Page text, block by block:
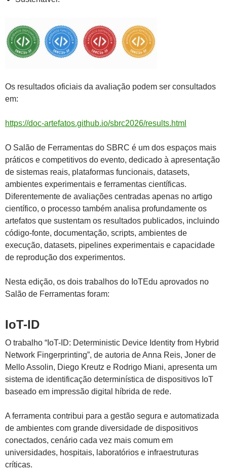
Os resultados oficiais da avaliação podem ser consultados
em:
https://doc-artefatos.github.io/sbrc2026/results.html
O Salão de Ferramentas do SBRC é um dos espaços mais
práticos e competitivos do evento, dedicado à apresentação
de sistemas reais, plataformas funcionais, datasets,
ambientes experimentais e ferramentas científicas.
Diferentemente de avaliações centradas apenas no artigo
científico, o processo também analisa profundamente os
artefatos que sustentam os resultados publicados, incluindo
código-fonte, documentação, scripts, ambientes de
execução, datasets, pipelines experimentais e capacidade
de reprodução dos experimentos.
Nesta edição, os dois trabalhos do IoTEdu aprovados no
Salão de Ferramentas foram:
IoT-ID
O trabalho “IoT-ID: Deterministic Device Identity from Hybrid
Network Fingerprinting”, de autoria de Anna Reis, Joner de
Mello Assolin, Diego Kreutz e Rodrigo Miani, apresenta um
sistema de identificação determinística de dispositivos IoT
baseado em impressão digital híbrida de rede.
A ferramenta contribui para a gestão segura e automatizada
de ambientes com grande diversidade de dispositivos
conectados, cenário cada vez mais comum em
universidades, hospitais, laboratórios e infraestruturas
críticas.